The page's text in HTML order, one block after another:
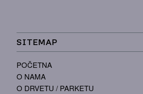
SITEMAP
POČETNA
O NAMA
O DRVETU / PARKETU